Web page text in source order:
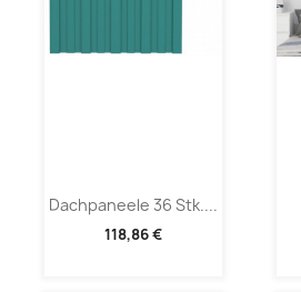
Dachpaneele 36 Stk....
118,86 €